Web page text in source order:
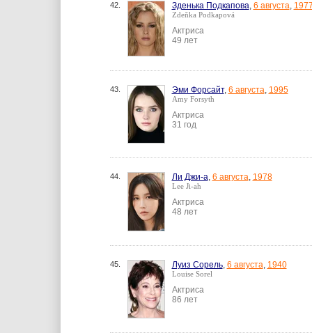
42. Зденька Подкапова, 6 августа,
Zdeňka Podkapová
Актриса
49 лет
43. Эми Форсайт, 6 августа, 1995
Amy Forsyth
Актриса
31 год
44. Ли Джи-а, 6 августа, 1978
Lee Ji-ah
Актриса
48 лет
45. Луиз Сорель, 6 августа, 1940
Louise Sorel
Актриса
86 лет